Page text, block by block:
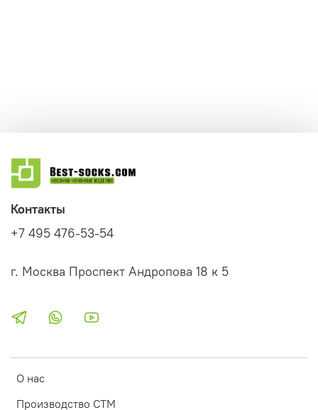
О нас
Производство СТМ
Контакты
+7 495 476-53-54
г. Москва Проспект Андропова 18 к 5